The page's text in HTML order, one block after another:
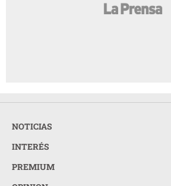
NOTICIAS
INTERÉS
PREMIUM